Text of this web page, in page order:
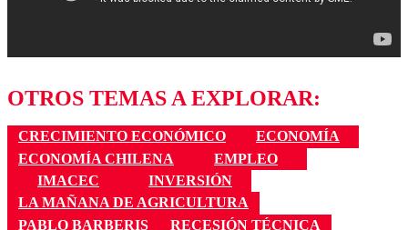
OTROS TEMAS A EXPLORAR:
CRECIMIENTO ECONÓMICO
ECONOMÍA
ECONOMÍA CHILENA
EMPLEO
IMACEC
INVERSIÓN
LA MAÑANA DE AGRICULTURA
PABLO BARBERIS
RECESIÓN TÉCNICA